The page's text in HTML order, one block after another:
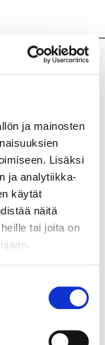
ja mainosten
Lisäksi
ja analytiikka-
käytät
näitä
tai joita on
turvotusta,
on
suoliston
hyödyllisten
ihoa suojaa
iholla
bakteerit